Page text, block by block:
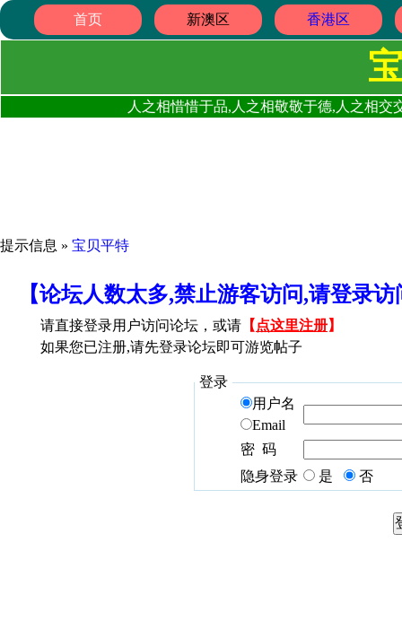
首页 新澳区 香港区
人之相惜惜于品,人之相敬敬于德,人之相
提示信息 » 宝贝平特
【论坛人数太多,禁止游客访问,请登录
请直接登录用户访问论坛，或请 【 点这里注册】
如果您已注册,请先登录论坛即可游览帖子
登录
用户名
Email
密 码
隐身登录
是 否